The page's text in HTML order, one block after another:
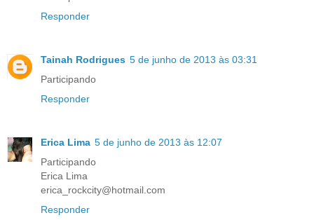
Responder
Tainah Rodrigues 5 de junho de 2013 às 03:31
Participando
Responder
Erica Lima 5 de junho de 2013 às 12:07
Participando
Erica Lima
erica_rockcity@hotmail.com
Responder